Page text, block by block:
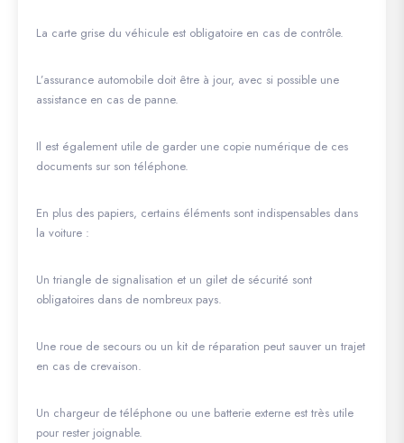
La carte grise du véhicule est obligatoire en cas de contrôle.
L’assurance automobile doit être à jour, avec si possible une
assistance en cas de panne.
Il est également utile de garder une copie numérique de ces
documents sur son téléphone.
En plus des papiers, certains éléments sont indispensables dans
la voiture :
Un triangle de signalisation et un gilet de sécurité sont
obligatoires dans de nombreux pays.
Une roue de secours ou un kit de réparation peut sauver un trajet
en cas de crevaison.
Un chargeur de téléphone ou une batterie externe est très utile
pour rester joignable.